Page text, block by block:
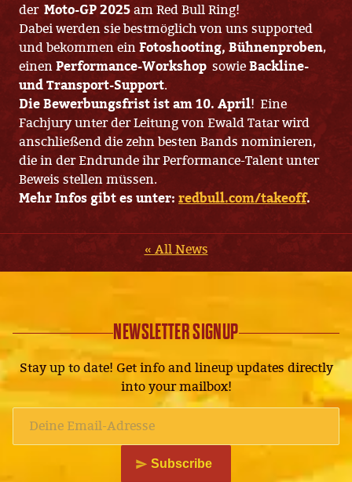
der Moto-GP 2025 am Red Bull Ring!
Dabei werden sie bestmöglich von uns supported
und bekommen ein Fotoshooting, Bühnenproben,
einen Performance-Workshop sowie Backline-
und Transport-Support.
Die Bewerbungsfrist ist am 10. April! Eine
Fachjury unter der Leitung von Ewald Tatar wird
anschließend die zehn besten Bands nominieren,
die in der Endrunde ihr Performance-Talent unter
Beweis stellen müssen.
Mehr Infos gibt es unter: redbull.com/takeoff.
« All News
NEWSLETTER SIGNUP
Stay up to date! Get info and lineup updates directly
into your mailbox!
Subscribe